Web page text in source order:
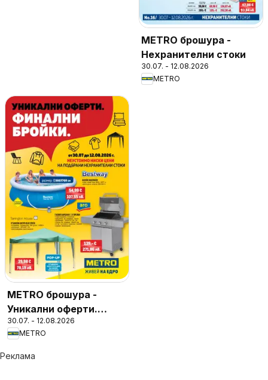
METRO брошура -
Нехранителни стоки
30.07. - 12.08.2026
METRO
METRO брошура -
Уникални оферти.
Финални бройки
30.07. - 12.08.2026
METRO
Реклама